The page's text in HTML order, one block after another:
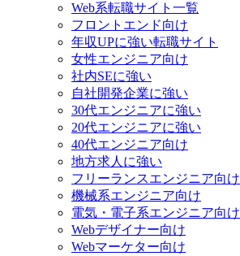
Web系転職サイト一覧
フロントエンド向け
年収UPに強い転職サイト
女性エンジニア向け
社内SEに強い
自社開発企業に強い
30代エンジニアに強い
20代エンジニアに強い
40代エンジニア向け
地方求人に強い
フリーランスエンジニア向け
機械系エンジニア向け
電気・電子系エンジニア向け
Webデザイナー向け
Webマーケター向け